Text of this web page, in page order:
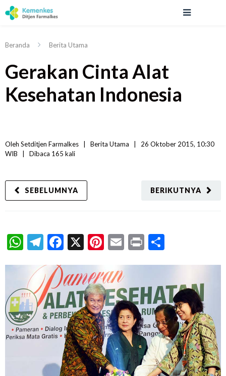
Beranda Berita Utama
Gerakan Cinta Alat
Kesehatan Indonesia
Oleh Setditjen Farmalkes Berita Utama
26 Oktober 2015, 10:30
WIB
Dibaca 165 kali
BERIKUTNYA
SEBELUMNYA
WhatsApp
Telegram
Facebook
X Pinterest
Email
Print